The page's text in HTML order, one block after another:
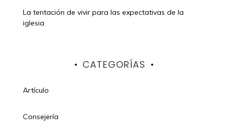
La tentación de vivir para las expectativas de la
iglesia
CATEGORÍAS
Artículo
Consejería